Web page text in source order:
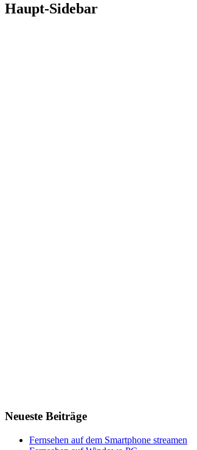
Haupt-Sidebar
Neueste Beiträge
Fernsehen auf dem Smartphone streamen